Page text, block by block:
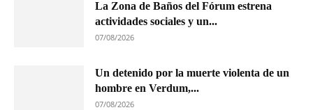
La Zona de Baños del Fórum estrena
actividades sociales y un...
07/08/2026
Un detenido por la muerte violenta de un
hombre en Verdum,...
07/08/2026